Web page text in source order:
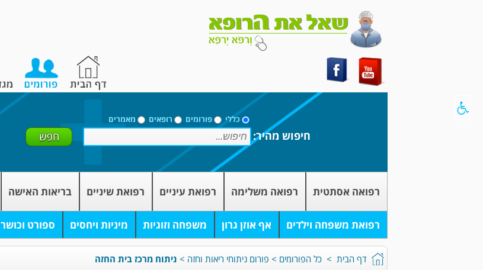
כללי פורומים רופאים מאמרים
חיפוש מהיר:
רפואה אסתטית רפואה משלימה רפואת עיניים רפואת שיניים בריאות האישה
רפואת משפחה וילדים אף אוזן גרון משפחה וזוגיות מיניות ויחסים ספורט וכושר
דף הבית > כל הפורומים > פורום ניתוחי ריאות וחזה > ניתוח מרכז בית החזה